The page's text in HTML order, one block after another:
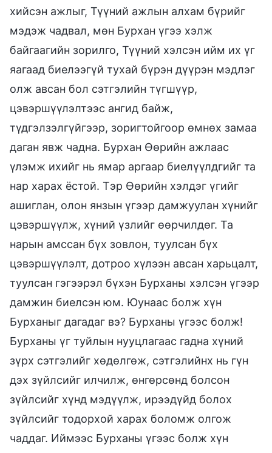
хийсэн ажлыг, Түүний ажлын алхам бүрийг
мэдэж чадвал, мөн Бурхан үгээ хэлж
байгаагийн зорилго, Түүний хэлсэн ийм их үг
яагаад биелээгүй тухай бүрэн дүүрэн мэдлэг
олж авсан бол сэтгэлийн түгшүүр,
цэвэршүүлэлтээс ангид байж,
түдгэлзэлгүйгээр, зоригтойгоор өмнөх замаа
даган явж чадна. Бурхан Өөрийн ажлаас
үлэмж ихийг нь ямар аргаар биелүүлдгийг та
нар харах ёстой. Тэр Өөрийн хэлдэг үгийг
ашиглан, олон янзын үгээр дамжуулан хүнийг
цэвэршүүлж, хүний үзлийг өөрчилдөг. Та
нарын амссан бүх зовлон, туулсан бүх
цэвэршүүлэлт, дотроо хүлээн авсан харьцалт,
туулсан гэгээрэл бүхэн Бурханы хэлсэн үгээр
дамжин биелсэн юм. Юунаас болж хүн
Бурханыг дагадаг вэ? Бурханы үгээс болж!
Бурханы үг туйлын нууцлагаас гадна хүний
зүрх сэтгэлийг хөдөлгөж, сэтгэлийнх нь гүн
дэх зүйлсийг илчилж, өнгөрсөнд болсон
зүйлсийг хүнд мэдүүлж, ирээдүйд болох
зүйлсийг тодорхой харах боломж олгож
чаддаг. Иймээс Бурханы үгээс болж хүн